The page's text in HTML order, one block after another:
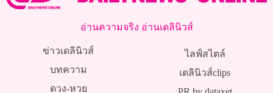
อ่านความจริง อ่านเดลินิวส์
ข่าวเดลินิวส์
บทความ
ดวง-หวย
ไลฟ์สไตล์
เดลินิวส์clips